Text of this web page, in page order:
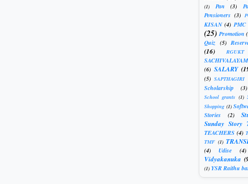
(1)
Pan (3)
Pensioners (3)
KISAN (4) PMC
(25) Promotion
Quiz (5)
(16) RGUKT
SACHIVALAYAM
(6) SALARY
(5) SAPTHAGIRI
Scholarship (3)
School grants (1)
Shopping (1)
Stories
(2)
Sunday Story
TEACHERS (4)
TMF (1)
(4) Udise (4)
Vidyakanuka
(1) YSR Raithu